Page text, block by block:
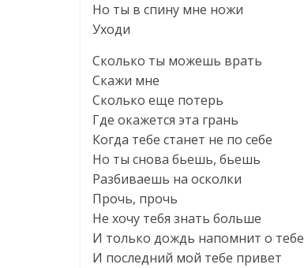
Но ты в спину мне ножи
Уходи
Сколько ты можешь врать
Скажи мне
Сколько еще потерь
Где окажется эта грань
Когда тебе станет не по себе
Но ты снова бьешь, бьешь
Разбиваешь на осколки
Прочь, прочь
Не хочу тебя знать больше
И только дождь напомнит о тебе
И последний мой тебе привет